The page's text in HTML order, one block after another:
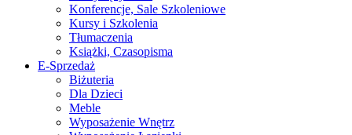
Konferencje, Sale Szkoleniowe
Kursy i Szkolenia
Tłumaczenia
Książki, Czasopisma
E-Sprzedaż
Biżuteria
Dla Dzieci
Meble
Wyposażenie Wnętrz